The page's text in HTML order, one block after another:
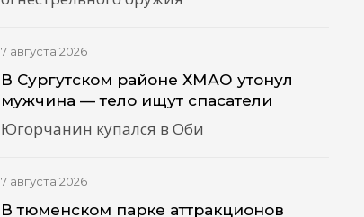
7 августа 2026
В Сургутском районе ХМАО утонул
мужчина — тело ищут спасатели
Югорчанин купался в Оби
7 августа 2026
В тюменском парке аттракционов